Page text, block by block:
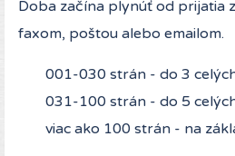
Doba začína plynúť od prijatia
faxom, poštou alebo emailom.
001-030 strán - do 3
031-100 strán - do 5
viac ako 100 strán - na